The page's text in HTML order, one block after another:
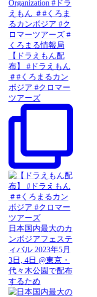
【ドラえもん配
布】 #ドラえもん
＃#くろまるカン
ボジア #クロマー
ツアーズ
日本国内最大のカ
ンボジアフェステ
ィバル 2023年5月
3日, 4日 @東京・
代々木公園で配布
するため